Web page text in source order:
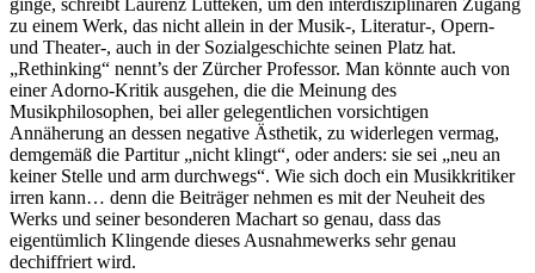
zu einem Werk, das nicht allein in der Musik-, Literatur-, Opern-
und Theater-, auch in der Sozialgeschichte seinen Platz hat.
„Rethinking“ nennt’s der Zürcher Professor. Man könnte auch von
einer Adorno-Kritik ausgehen, die die Meinung des
Musikphilosophen, bei aller gelegentlichen vorsichtigen
Annäherung an dessen negative Ästhetik, zu widerlegen vermag,
demgemäß die Partitur „nicht klingt“, oder anders: sie sei „neu an
keiner Stelle und arm durchwegs“. Wie sich doch ein Musikkritiker
irren kann… denn die Beiträger nehmen es mit der Neuheit des
Werks und seiner besonderen Machart so genau, dass das
eigentümlich Klingende dieses Ausnahmewerks sehr genau
dechiffriert wird.